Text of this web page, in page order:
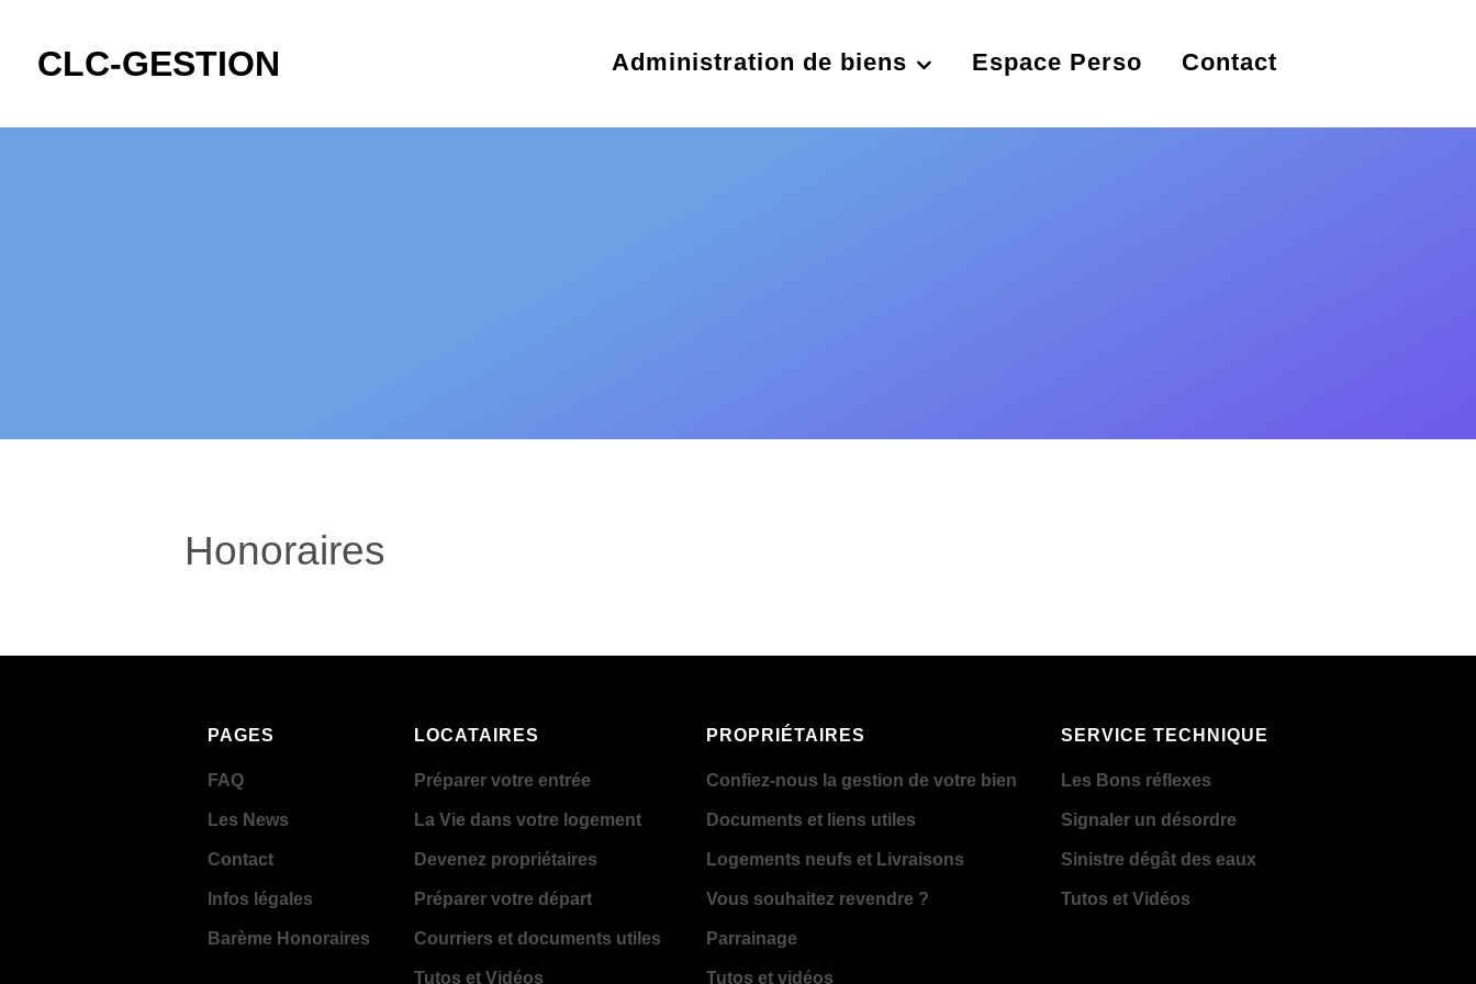
CLC-GESTION Administration de biens Espace Perso Contact
Honoraires
PAGES
FAQ
Les News
Contact
Infos légales
Barème Honoraires
LOCATAIRES
Préparer votre entrée
La Vie dans votre logement
Devenez propriétaires
Préparer votre départ
Courriers et documents utiles
Tutos et Vidéos
PROPRIÉTAIRES
Confiez-nous la gestion de votre bien
Documents et liens utiles
Logements neufs et Livraisons
Vous souhaitez revendre ?
Parrainage
Tutos et vidéos
SERVICE TECHNIQUE
Les Bons réflexes
Signaler un désordre
Sinistre dégât des eaux
Tutos et Vidéos